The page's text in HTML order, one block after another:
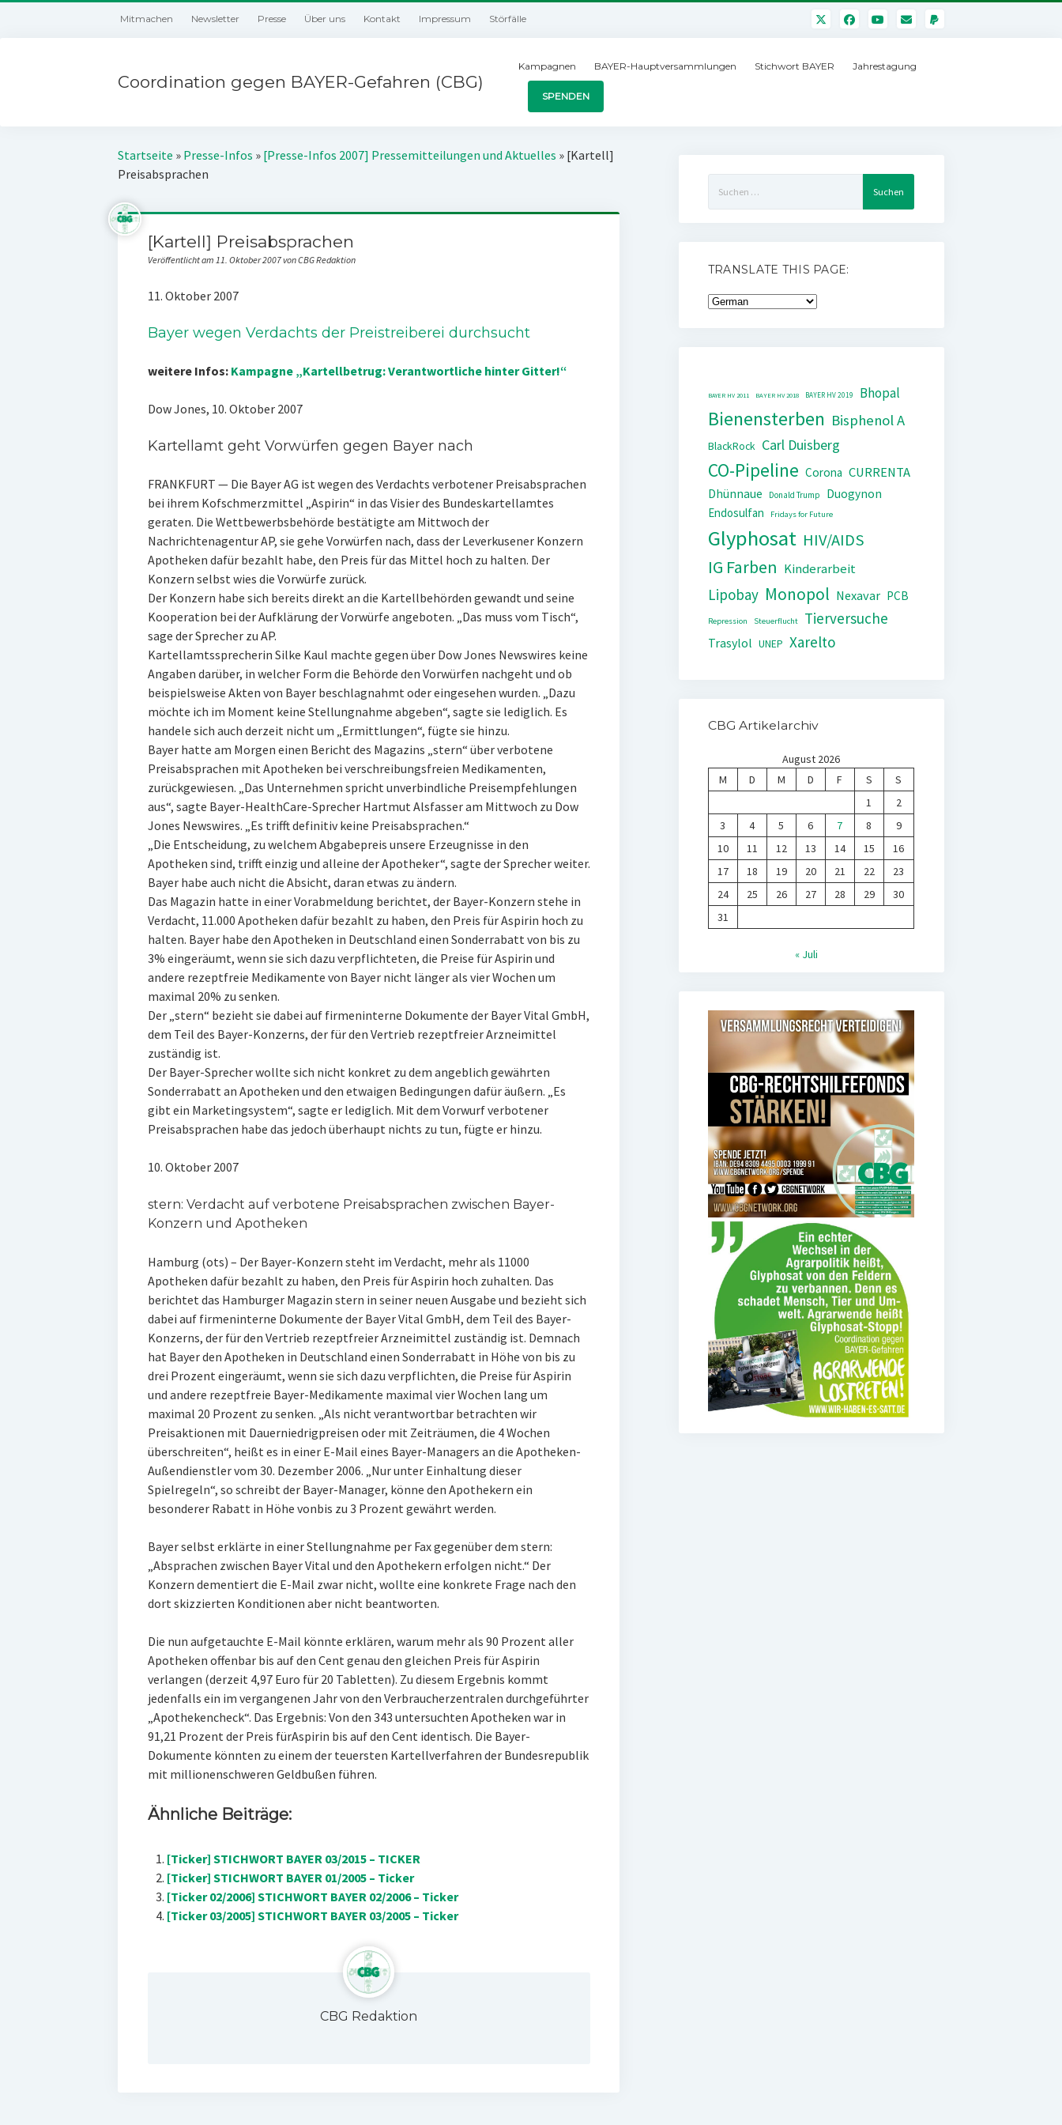
Mitmachen Newsletter Presse Über uns Kontakt Impressum Störfälle
Coordination gegen BAYER-Gefahren (CBG)
Kampagnen BAYER-Hauptversammlungen Stichwort BAYER Jahrestagung
SPENDEN
Startseite » Presse-Infos » [Presse-Infos 2007] Pressemitteilungen und Aktuelles » [Kartell]
Preisabsprachen
[Kartell] Preisabsprachen
Veröffentlicht am 11. Oktober 2007 von CBG Redaktion
11. Oktober 2007
Bayer wegen Verdachts der Preistreiberei durchsucht
weitere Infos: Kampagne „Kartellbetrug: Verantwortliche hinter Gitter!“
Dow Jones, 10. Oktober 2007
Kartellamt geht Vorwürfen gegen Bayer nach
FRANKFURT — Die Bayer AG ist wegen des Verdachts verbotener Preisabsprachen
bei ihrem Kofschmerzmittel „Aspirin“ in das Visier des Bundeskartellamtes
geraten. Die Wettbewerbsbehörde bestätigte am Mittwoch der
Nachrichtenagentur AP, sie gehe Vorwürfen nach, dass der Leverkusener Konzern
Apotheken dafür bezahlt habe, den Preis für das Mittel hoch zu halten. Der
Konzern selbst wies die Vorwürfe zurück.
Der Konzern habe sich bereits direkt an die Kartellbehörden gewandt und seine
Kooperation bei der Aufklärung der Vorwürfe angeboten. „Das muss vom Tisch“,
sage der Sprecher zu AP.
Kartellamtssprecherin Silke Kaul machte gegen über Dow Jones Newswires keine
Angaben darüber, in welcher Form die Behörde den Vorwürfen nachgeht und ob
beispielsweise Akten von Bayer beschlagnahmt oder eingesehen wurden. „Dazu
möchte ich im Moment keine Stellungnahme abgeben“, sagte sie lediglich. Es
handele sich auch derzeit nicht um „Ermittlungen“, fügte sie hinzu.
Bayer hatte am Morgen einen Bericht des Magazins „stern“ über verbotene
Preisabsprachen mit Apotheken bei verschreibungsfreien Medikamenten,
zurückgewiesen. „Das Unternehmen spricht unverbindliche Preisempfehlungen
aus“, sagte Bayer-HealthCare-Sprecher Hartmut Alsfasser am Mittwoch zu Dow
Jones Newswires. „Es trifft definitiv keine Preisabsprachen.“
„Die Entscheidung, zu welchem Abgabepreis unsere Erzeugnisse in den
Apotheken sind, trifft einzig und alleine der Apotheker“, sagte der Sprecher weiter.
Bayer habe auch nicht die Absicht, daran etwas zu ändern.
Das Magazin hatte in einer Vorabmeldung berichtet, der Bayer-Konzern stehe in
Verdacht, 11.000 Apotheken dafür bezahlt zu haben, den Preis für Aspirin hoch zu
halten. Bayer habe den Apotheken in Deutschland einen Sonderrabatt von bis zu
3% eingeräumt, wenn sie sich dazu verpflichteten, die Preise für Aspirin und
andere rezeptfreie Medikamente von Bayer nicht länger als vier Wochen um
maximal 20% zu senken.
Der „stern“ bezieht sie dabei auf firmeninterne Dokumente der Bayer Vital GmbH,
dem Teil des Bayer-Konzerns, der für den Vertrieb rezeptfreier Arzneimittel
zuständig ist.
Der Bayer-Sprecher wollte sich nicht konkret zu dem angeblich gewährten
Sonderrabatt an Apotheken und den etwaigen Bedingungen dafür äußern. „Es
gibt ein Marketingsystem“, sagte er lediglich. Mit dem Vorwurf verbotener
Preisabsprachen habe das jedoch überhaupt nichts zu tun, fügte er hinzu.
10. Oktober 2007
stern: Verdacht auf verbotene Preisabsprachen zwischen Bayer-
Konzern und Apotheken
Hamburg (ots) – Der Bayer-Konzern steht im Verdacht, mehr als 11000
Apotheken dafür bezahlt zu haben, den Preis für Aspirin hoch zuhalten. Das
berichtet das Hamburger Magazin stern in seiner neuen Ausgabe und bezieht sich
dabei auf firmeninterne Dokumente der Bayer Vital GmbH, dem Teil des Bayer-
Konzerns, der für den Vertrieb rezeptfreier Arzneimittel zuständig ist. Demnach
hat Bayer den Apotheken in Deutschland einen Sonderrabatt in Höhe von bis zu
drei Prozent eingeräumt, wenn sie sich dazu verpflichten, die Preise für Aspirin
und andere rezeptfreie Bayer-Medikamente maximal vier Wochen lang um
maximal 20 Prozent zu senken. „Als nicht verantwortbar betrachten wir
Preisaktionen mit Dauerniedrigpreisen oder mit Zeiträumen, die 4 Wochen
überschreiten“, heißt es in einer E-Mail eines Bayer-Managers an die Apotheken-
Außendienstler vom 30. Dezember 2006. „Nur unter Einhaltung dieser
Spielregeln“, so schreibt der Bayer-Manager, könne den Apothekern ein
besonderer Rabatt in Höhe vonbis zu 3 Prozent gewährt werden.
Bayer selbst erklärte in einer Stellungnahme per Fax gegenüber dem stern:
„Absprachen zwischen Bayer Vital und den Apothekern erfolgen nicht.“ Der
Konzern dementiert die E-Mail zwar nicht, wollte eine konkrete Frage nach den
dort skizzierten Konditionen aber nicht beantworten.
Die nun aufgetauchte E-Mail könnte erklären, warum mehr als 90 Prozent aller
Apotheken offenbar bis auf den Cent genau den gleichen Preis für Aspirin
verlangen (derzeit 4,97 Euro für 20 Tabletten). Zu diesem Ergebnis kommt
jedenfalls ein im vergangenen Jahr von den Verbraucherzentralen durchgeführter
„Apothekencheck“. Das Ergebnis: Von den 343 untersuchten Apotheken war in
91,21 Prozent der Preis fürAspirin bis auf den Cent identisch. Die Bayer-
Dokumente könnten zu einem der teuersten Kartellverfahren der Bundesrepublik
mit millionenschweren Geldbußen führen.
Ähnliche Beiträge:
[Ticker] STICHWORT BAYER 03/2015 – TICKER
[Ticker] STICHWORT BAYER 01/2005 – Ticker
[Ticker 02/2006] STICHWORT BAYER 02/2006 – Ticker
[Ticker 03/2005] STICHWORT BAYER 03/2005 – Ticker
CBG Redaktion
nach:
TRANSLATE THIS PAGE:
BAYER HV 2011 BAYER HV 2018 BAYER HV 2019 Bhopal
Bienensterben Bisphenol A
BlackRock Carl Duisberg
CO-Pipeline Corona CURRENTA
Dhünnaue Donald Trump
Duogynon
Endosulfan
Fridays for Future
Glyphosat HIV/AIDS
IG Farben Kinderarbeit
Lipobay Monopol Nexavar PCB
Repression Steuerflucht Tierversuche
Trasylol UNEP Xarelto
CBG Artikelarchiv
August 2026
M
D M D F S
S
1
2
3
4 5 6 7 8
9
10
11 12 13 14 15
16
17
18 19 20 21 22
23
24
25 26 27 28 29
30
31
« Juli